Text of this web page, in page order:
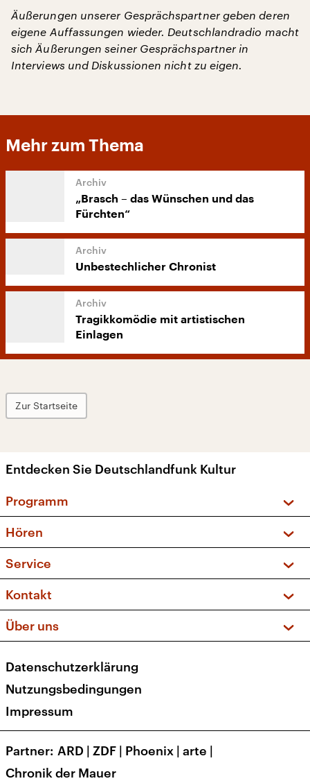
Äußerungen unserer Gesprächspartner geben deren
eigene Auffassungen wieder. Deutschlandradio macht
sich Äußerungen seiner Gesprächspartner in
Interviews und Diskussionen nicht zu eigen.
Mehr zum Thema
„Brasch – das Wünschen und das
Fürchten“
Unbestechlicher Chronist
Tragikkomödie mit artistischen
Einlagen
Zur Startseite
Entdecken Sie Deutschlandfunk Kultur
Programm
Sendungen und Podcasts
Musikliste
Kakadu – Das Kinderprogramm
Hören
Frequenzen (UKW + DAB+)
Service
FAQ
Apps
Newsletter
Veranstaltungen
Kontakt
Social Media
Über uns
Presse
Karriere
Transparenz
Datenschutzerklärung
Nutzungsbedingungen
Impressum
Partner ARD | ZDF | Phoenix | arte |
Chronik der Mauer